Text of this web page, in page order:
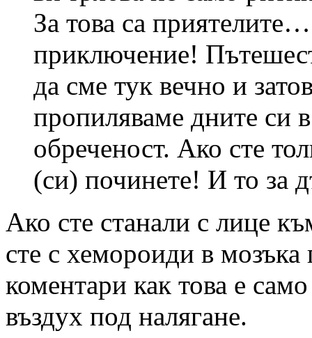
За това са
приключение!
да сме тук вечно и
пропиляваме дните си
обреченост. Ако сте
(си) починете! И то за
Ако сте станали с лице
сте с хемороиди в
коментари как това е
въздух под налягане.